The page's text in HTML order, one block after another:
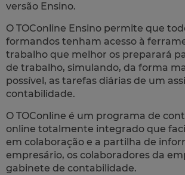
versão Ensino.
O TOConline Ensino permite que
formandos tenham acesso à
trabalho que melhor os preparará
de trabalho, simulando, da forma
possível, as tarefas diárias de um
contabilidade.
O TOConline é um programa de
online totalmente integrado que
em colaboração e a partilha de
empresário, os colaboradores da
gabinete de contabilidade.